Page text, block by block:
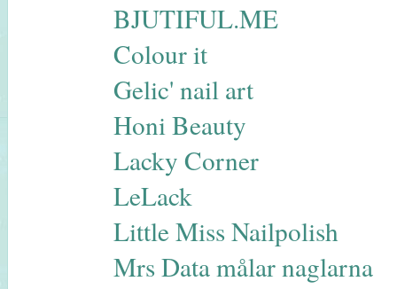
BJUTIFUL.ME
Colour it
Gelic' nail art
Honi Beauty
Lacky Corner
LeLack
Little Miss Nailpolish
Mrs Data målar naglarna